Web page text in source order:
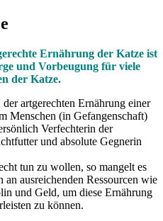
Ernährung der Katze ist
und Vorbeugung für viele
der Katze.
artgerechten Ernährung einer
Menschen (in Gefangenschaft)
Verfechterin der
und absolute Gegnerin
tun zu wollen, so mangelt es
an ausreichenden Ressourcen wie
und Geld, um diese Ernährung
zu können.